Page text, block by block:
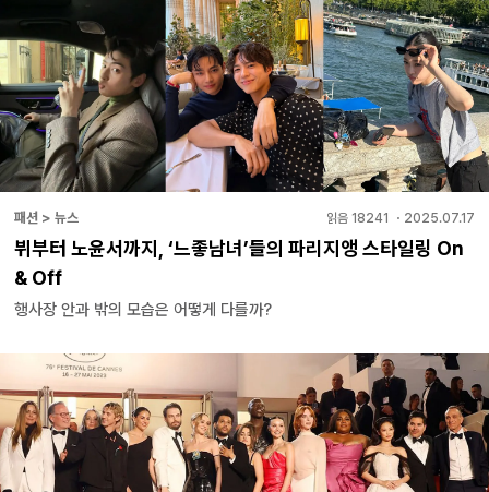
패션 > 뉴스 읽음 18241 ・ 2025.07.17
뷔부터 노윤서까지, ‘느좋남녀’들의 파리지앵 스타일링 On
& Off
행사장 안과 밖의 모습은 어떻게 다를까?